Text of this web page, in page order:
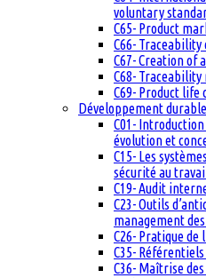
voluntary
C65- Product
C66-
C67- Creation of
C68-
C69- Product life
Développement durable
C01-
évolution et
C15- Les
sécurité au
C19- Audit
C23- Outils
management
C26- Pratique de
C35-
C36- Maîtrise